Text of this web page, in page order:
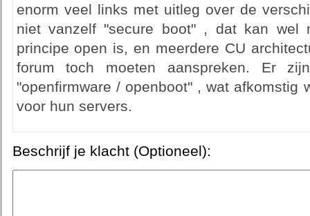
enorm veel links met uitleg over de
niet vanzelf "secure boot" , dat kan wel
principe open is, en meerdere CU
forum toch moeten aanspreken. Er
"openfirmware / openboot" , wat afkomstig
voor hun servers.
Beschrijf je klacht (Optioneel):